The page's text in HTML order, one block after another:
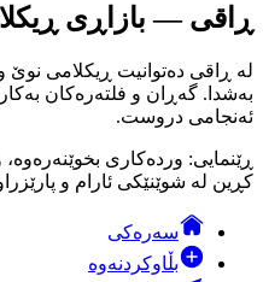
ڕاقی — بازاڕی
لە ڕاقی دەتوانیت ڕیکلامی نوێ و
بەشدا. گەڕان و فلتەرەکان
ئەنجامی دروست.
ڕێنمایی: وردەکاری
کڕین لە شوێنێکی ئارام و
سەرەکی
بڵاوکردنەوە